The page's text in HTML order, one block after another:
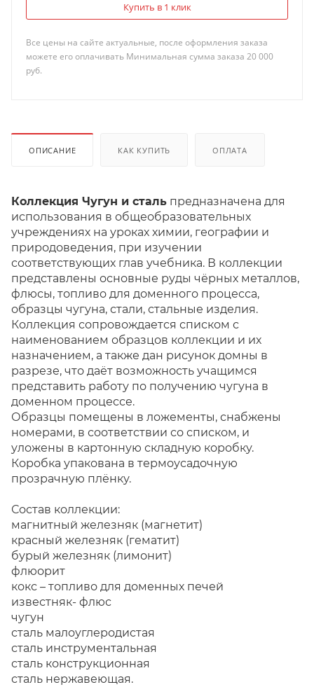
Купить в 1 клик
Все цены на сайте актуальные, после оформления заказа
можете его оплачивать Минимальная сумма заказа 20 000
руб.
ОПИСАНИЕ КАК КУПИТЬ ОПЛАТА
Коллекция Чугун и сталь предназначена для
использования в общеобразовательных
учреждениях на уроках химии, географии и
природоведения, при изучении
соответствующих глав учебника. В коллекции
представлены основные руды чёрных металлов,
флюсы, топливо для доменного процесса,
образцы чугуна, стали, стальные изделия.
Коллекция сопровождается списком с
наименованием образцов коллекции и их
назначением, а также дан рисунок домны в
разрезе, что даёт возможность учащимся
представить работу по получению чугуна в
доменном процессе.
Образцы помещены в ложементы, снабжены
номерами, в соответствии со списком, и
уложены в картонную складную коробку.
Коробка упакована в термоусадочную
прозрачную плёнку.
Состав коллекции:
магнитный железняк (магнетит)
красный железняк (гематит)
бурый железняк (лимонит)
флюорит
кокс – топливо для доменных печей
известняк- флюс
чугун
сталь малоуглеродистая
сталь инструментальная
сталь конструкционная
сталь нержавеющая.